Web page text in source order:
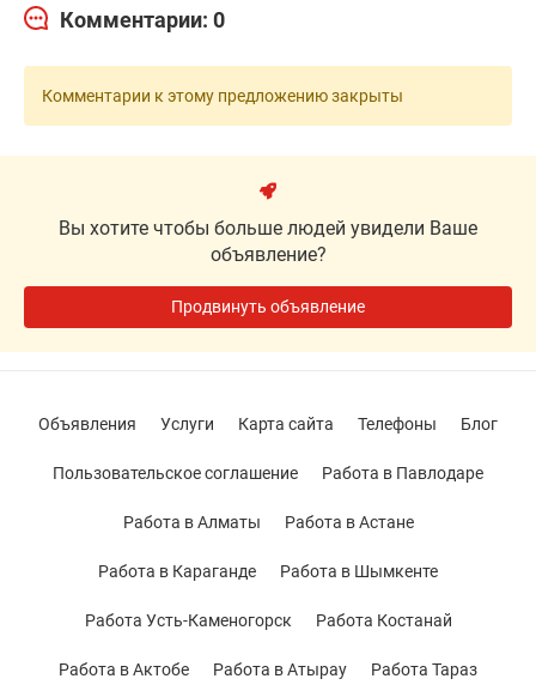
Комментарии: 0
Комментарии к этому предложению закрыты
Вы хотите чтобы больше людей увидели Ваше
объявление?
Продвинуть объявление
Объявления Услуги Карта сайта Телефоны Блог
Пользовательское соглашение Работа в Павлодаре
Работа в Алматы Работа в Астане
Работа в Караганде Работа в Шымкенте
Работа Усть-Каменогорск Работа Костанай
Работа в Актобе Работа в Атырау Работа Тараз